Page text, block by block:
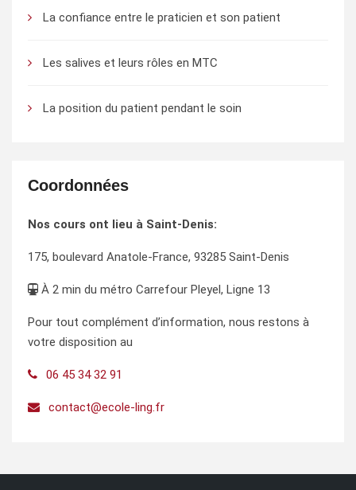
La confiance entre le praticien et son patient
Les salives et leurs rôles en MTC
La position du patient pendant le soin
Coordonnées
Nos cours ont lieu à Saint-Denis:
175, boulevard Anatole-France, 93285 Saint-Denis
À 2 min du métro Carrefour Pleyel, Ligne 13
Pour tout complément d’information, nous restons à
votre disposition au
06 45 34 32 91
contact@ecole-ling.fr